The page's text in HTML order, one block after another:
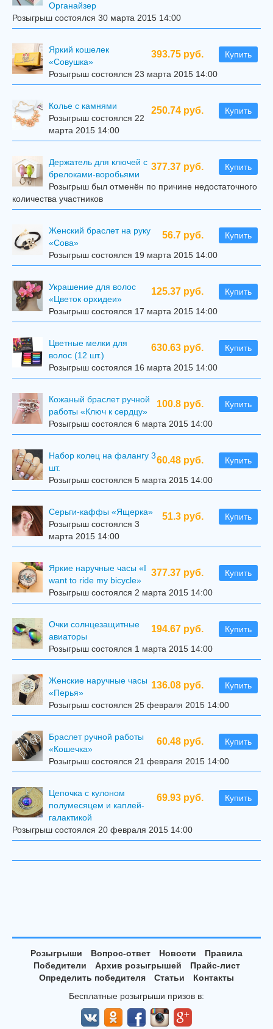
Органайзер
Розыгрыш состоялся 30 марта 2015 14:00
393.75 руб. Купить
Яркий кошелек
«Совушка»
Розыгрыш состоялся 23 марта 2015 14:00
250.74 руб. Купить
Колье с камнями
Розыгрыш состоялся 22
марта 2015 14:00
377.37 руб. Купить
Держатель для ключей с
брелоками-воробьями
Розыгрыш был отменён по причине недостаточного
количества участников
56.7 руб. Купить
Женский браслет на руку
«Сова»
Розыгрыш состоялся 19 марта 2015 14:00
125.37 руб. Купить
Украшение для волос
«Цветок орхидеи»
Розыгрыш состоялся 17 марта 2015 14:00
630.63 руб. Купить
Цветные мелки для
волос (12 шт.)
Розыгрыш состоялся 16 марта 2015 14:00
100.8 руб. Купить
Кожаный браслет ручной
работы «Ключ к сердцу»
Розыгрыш состоялся 6 марта 2015 14:00
60.48 руб. Купить
Набор колец на фалангу 3
шт.
Розыгрыш состоялся 5 марта 2015 14:00
51.3 руб. Купить
Серьги-каффы «Ящерка»
Розыгрыш состоялся 3
марта 2015 14:00
377.37 руб. Купить
Яркие наручные часы «I
want to ride my bicycle»
Розыгрыш состоялся 2 марта 2015 14:00
194.67 руб. Купить
Очки солнцезащитные
авиаторы
Розыгрыш состоялся 1 марта 2015 14:00
136.08 руб. Купить
Женские наручные часы
«Перья»
Розыгрыш состоялся 25 февраля 2015 14:00
60.48 руб. Купить
Браслет ручной работы
«Кошечка»
Розыгрыш состоялся 21 февраля 2015 14:00
69.93 руб. Купить
Цепочка с кулоном
полумесяцем и каплей-
галактикой
Розыгрыш состоялся 20 февраля 2015 14:00
Розыгрыши Вопрос-ответ Новости
Правила
Победители
Архив розыгрышей
Прайс-лист
Определить победителя
Статьи
Контакты
Бесплатные розыгрыши призов в: